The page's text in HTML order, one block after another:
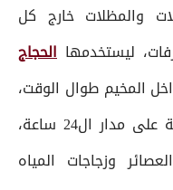
والمظلات خارج كل
ليستخدمها الحجاج
المخيم طوال الوقت،
بالإضافة إلى توفير ثلاجات مفتوحة على مدار ال24 ساعة،
وزجاجات المياه